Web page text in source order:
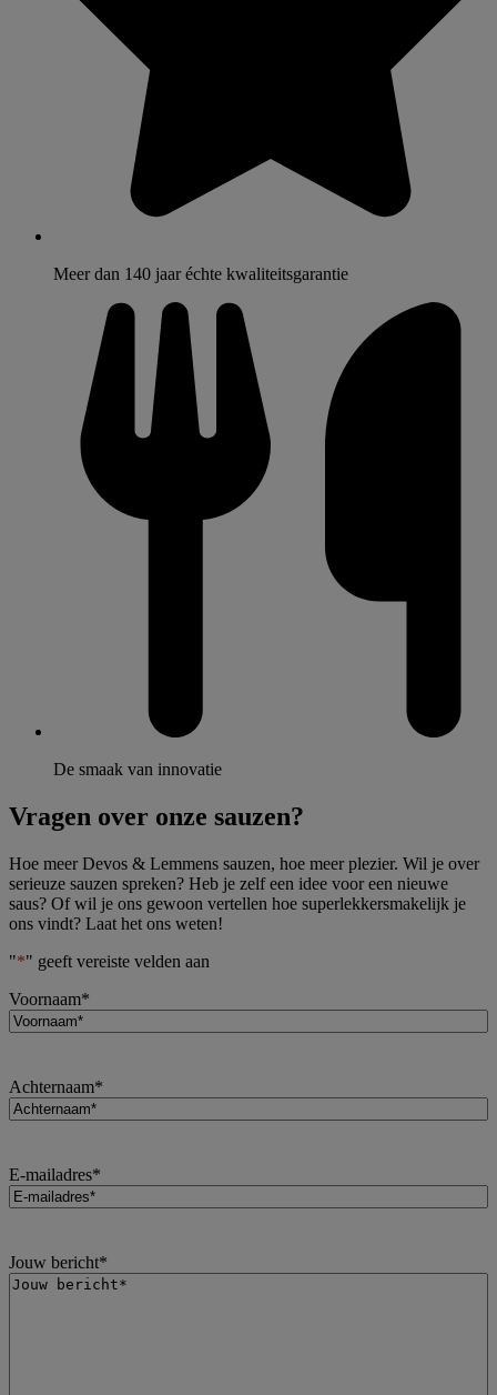
Meer dan 140 jaar échte kwaliteitsgarantie
De smaak van innovatie
Vragen over onze sauzen?
Hoe meer Devos & Lemmens sauzen, hoe meer plezier. Wil je over
serieuze sauzen spreken? Heb je zelf een idee voor een nieuwe
saus? Of wil je ons gewoon vertellen hoe superlekkersmakelijk je
ons vindt? Laat het ons weten!
"*" geeft vereiste velden aan
Voornaam*
Achternaam*
E-mailadres*
Jouw bericht*